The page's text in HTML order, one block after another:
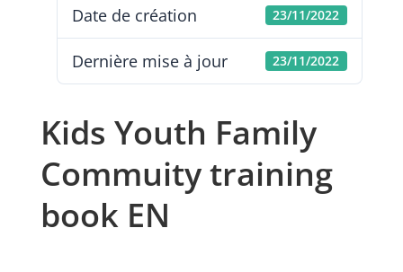
Date de création 23/11/2022
Dernière mise à jour 23/11/2022
Kids Youth Family
Commuity training
book EN